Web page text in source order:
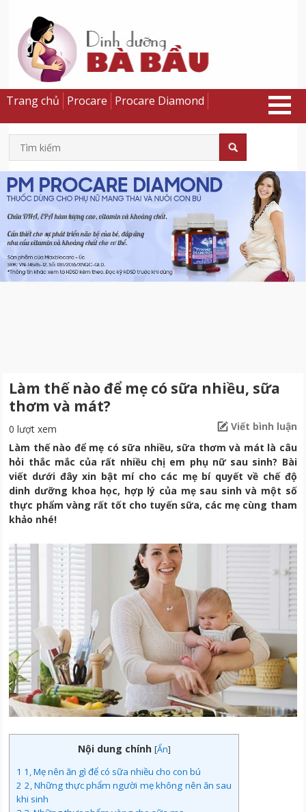
Làm thế nào để mẹ có sữa nhiều, sữa
thơm và mát?
0 lượt xem
Viết bình luận
Làm thế nào để mẹ có sữa nhiều, sữa thơm và mát là câu
hỏi thắc mắc của rất nhiều chị em phụ nữ sau sinh? Bài
viết dưới đây xin bật mí cho các mẹ bí quyết về chế độ
dinh dưỡng khoa học, hợp lý của mẹ sau sinh và một số
thực phẩm vàng rất tốt cho tuyến sữa, các mẹ cùng tham
khảo nhé!
Nội dung chính [Ẩn]
1 1, Mẹ nên ăn gì để có sữa nhiều cho con bú
2 2, Những thực phẩm người mẹ không nên ăn sau
khi sinh
Trang chủ Procare Procare Diamond